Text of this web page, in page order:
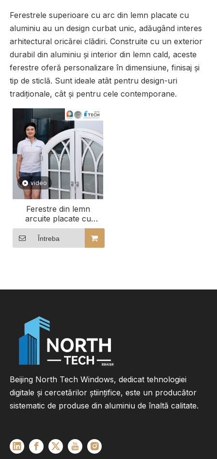
Ferestrele superioare cu arc din lemn placate cu
aluminiu au un design curbat unic, adăugând interes
arhitectural oricărei clădiri. Construite cu un exterior
durabil din aluminiu și interior din lemn cald, aceste
ferestre oferă personalizare în dimensiune, finisaj și
tip de sticlă. Sunt ideale atât pentru design-uri
tradiționale, cât și pentru cele contemporane.
video
Ferestre din lemn
arcuite placate cu
aluminiu la comandă
pentru clădiri
comerciale Explorați
Întreba
Beijing North Tech Windows, dedicat tehnologiei
digitale și cercetărilor științifice, este un producător
sistematic de produse din aluminiu de înaltă calitate.